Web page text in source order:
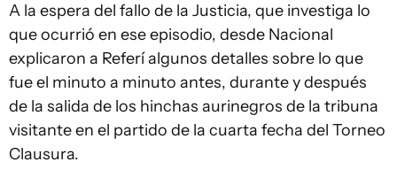
A la espera del fallo de la Justicia, que investiga lo
que ocurrió en ese episodio, desde Nacional
explicaron a Referí algunos detalles sobre lo que
fue el minuto a minuto antes, durante y después
de la salida de los hinchas aurinegros de la tribuna
visitante en el partido de la cuarta fecha del Torneo
Clausura.